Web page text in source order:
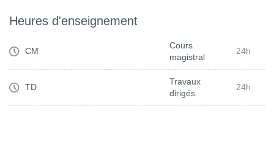
Heures d'enseignement
CM
Cours
magistral
24h
TD
Travaux
dirigés
24h